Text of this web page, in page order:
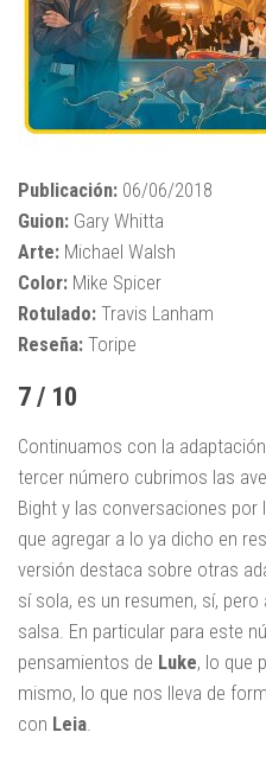
Publicación: 06/06/2018
Guion: Gary Whitta
Arte: Michael Walsh
Color: Mike Spicer
Rotulado: Travis Lanham
Reseña: Toripe
7 / 10
Continuamos con la
tercer número cubrimos las
Bight y las conversaciones por
que agregar a lo ya dicho en
versión destaca sobre otras
sí sola, es un resumen, sí,
salsa. En particular para este
pensamientos de Luke, lo que
mismo, lo que nos lleva de
con Leia